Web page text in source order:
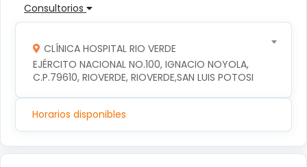
Consultorios
CLÍNICA HOSPITAL RIO VERDE
EJÉRCITO NACIONAL NO.100, IGNACIO NOYOLA,
C.P.79610, RIOVERDE, RIOVERDE,SAN LUIS POTOSI
Horarios disponibles